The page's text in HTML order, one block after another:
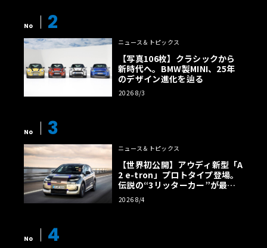
No 2
ニュース＆トピックス
【写真106枚】クラシックから
新時代へ。BMW製MINI、25年
のデザイン進化を辿る
2026 8/3
No 3
ニュース＆トピックス
【世界初公開】アウディ新型「A
2 e-tron」プロトタイプ登場。
伝説の“3リッターカー”が最高
効率エントリーBEVとして復活
【画像38枚】
2026 8/4
No 4